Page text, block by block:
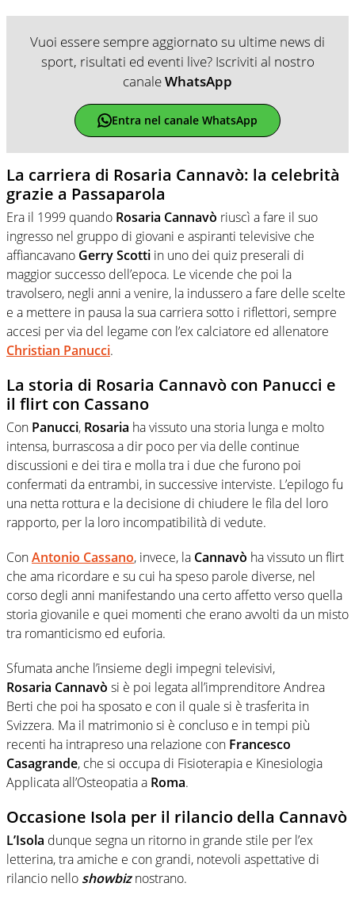
Vuoi essere sempre aggiornato su ultime news di
sport, risultati ed eventi live? Iscriviti al nostro
canaleWhatsApp
Entra nel canale WhatsApp
La carriera di Rosaria Cannavò: la celebrità
grazie a Passaparola
Era il 1999 quando Rosaria Cannavò riuscì a fare il suo
ingresso nel gruppo di giovani e aspiranti televisive che
affiancavano Gerry Scotti in uno dei quiz preserali di
maggior successo dell’epoca. Le vicende che poi la
travolsero, negli anni a venire, la indussero a fare delle scelte
e a mettere in pausa la sua carriera sotto i riflettori, sempre
accesi per via del legame con l’ex calciatore ed allenatore
Christian Panucci.
La storia di Rosaria Cannavò con Panucci e
il flirt con Cassano
Con Panucci, Rosaria ha vissuto una storia lunga e molto
intensa, burrascosa a dir poco per via delle continue
discussioni e dei tira e molla tra i due che furono poi
confermati da entrambi, in successive interviste. L’epilogo fu
una netta rottura e la decisione di chiudere le fila del loro
rapporto, per la loro incompatibilità di vedute.
ConAntonio Cassano, invece, la Cannavò ha vissuto un flirt
che ama ricordare e su cui ha speso parole diverse, nel
corso degli anni manifestando una certo affetto verso quella
storia giovanile e quei momenti che erano avvolti da un misto
tra romanticismo ed euforia.
Sfumata anche l’insieme degli impegni televisivi,
Rosaria Cannavò si è poi legata all’imprenditore Andrea
Berti che poi ha sposato e con il quale si è trasferita in
Svizzera. Ma il matrimonio si è concluso e in tempi più
recenti ha intrapreso una relazione con Francesco
Casagrande, che si occupa di Fisioterapia e Kinesiologia
Applicata all’Osteopatia a Roma.
Occasione Isola per il rilancio della Cannavò
L’Isola dunque segna un ritorno in grande stile per l’ex
letterina, tra amiche e con grandi, notevoli aspettative di
rilancio nello showbiz nostrano.